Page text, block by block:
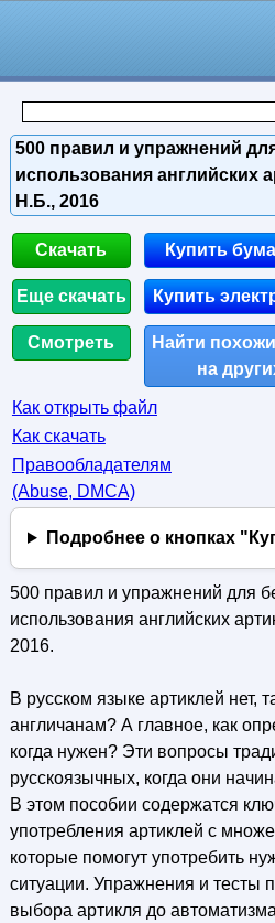
500 правил и упражнений
использования английских
Н.Б., 2016
Скачать
Еще скачать
Смотреть
Купить
Купить
Найти
на
Как открыть файл
Как скачать
Правообладателям
(Abuse, DMСA)
Подробнее о кнопках
500 правил и упражнений для
использования английских
2016.
В русском языке артиклей нет,
англичанам? А главное, как
когда нужен? Эти вопросы
русскоязычных, когда они
В этом пособии содержатся
употребления артиклей с
которые помогут употребить
ситуации. Упражнения и тесты
выбора артикля до